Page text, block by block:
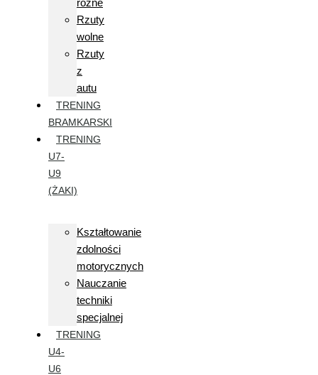
rożne
Rzuty
wolne
Rzuty
z
autu
TRENING
BRAMKARSKI
TRENING
U7-
U9
(ŻAKI)
Kształtowanie
zdolności
motorycznych
Nauczanie
techniki
specjalnej
TRENING
U4-
U6